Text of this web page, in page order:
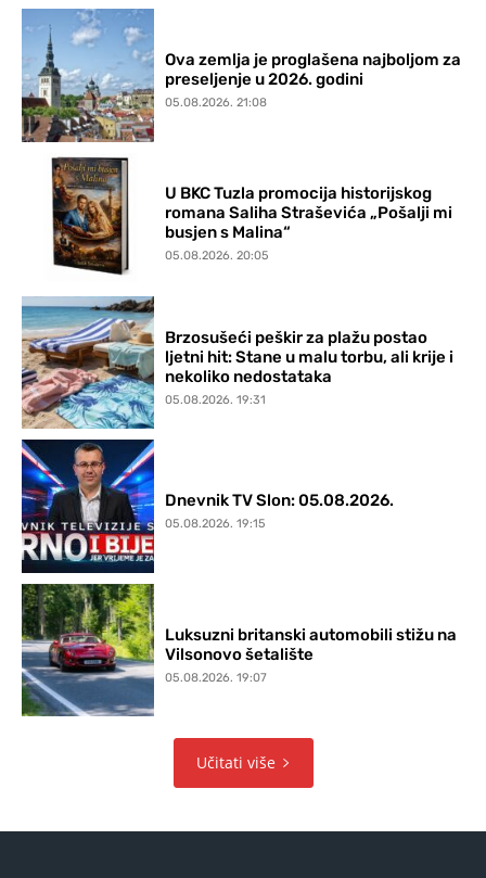
Ova zemlja je proglašena najboljom za
preseljenje u 2026. godini
05.08.2026. 21:08
U BKC Tuzla promocija historijskog
romana Saliha Straševića „Pošalji mi
busjen s Malina“
05.08.2026. 20:05
Brzosušeći peškir za plažu postao
ljetni hit: Stane u malu torbu, ali krije i
nekoliko nedostataka
05.08.2026. 19:31
Dnevnik TV Slon: 05.08.2026.
05.08.2026. 19:15
Luksuzni britanski automobili stižu na
Vilsonovo šetalište
05.08.2026. 19:07
Učitati više